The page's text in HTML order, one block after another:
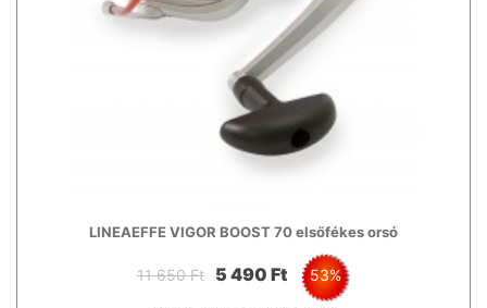
LINEAEFFE VIGOR BOOST 70 elsőfékes orsó
11 650 Ft 5 490 Ft 53%